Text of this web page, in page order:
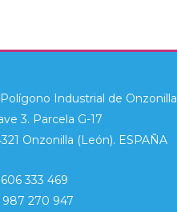
Polígono Industrial de Onzonilla
3. Parcela G-17
Onzonilla (León). ESPAÑA
333 469
270 947